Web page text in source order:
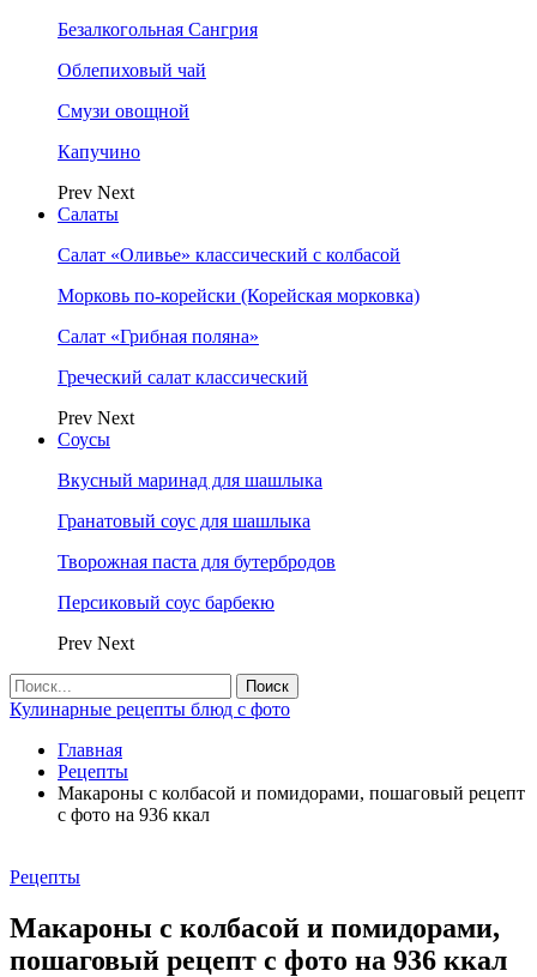
Безалкогольная Сангрия
Облепиховый чай
Смузи овощной
Капучино
Prev Next
Салаты
Салат «Оливье» классический с колбасой
Морковь по-корейски (Корейская морковка)
Салат «Грибная поляна»
Греческий салат классический
Prev Next
Соусы
Вкусный маринад для шашлыка
Гранатовый соус для шашлыка
Творожная паста для бутербродов
Персиковый соус барбекю
Prev Next
Кулинарные рецепты блюд с фото
Главная
Рецепты
Макароны с колбасой и помидорами, пошаговый рецепт
с фото на 936 ккал
Рецепты
Макароны с колбасой и помидорами,
пошаговый рецепт с фото на 936 ккал